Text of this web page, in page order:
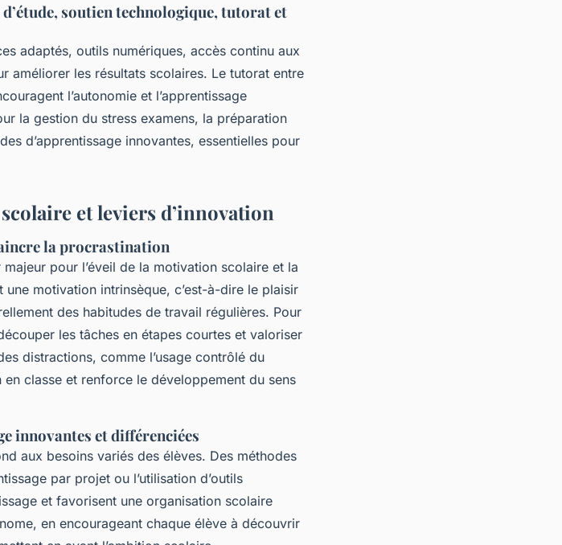
soutien technologique, tutorat et
adaptés, outils numériques, accès continu aux
améliorer les résultats scolaires. Le tutorat entre
l’autonomie et l’apprentissage
la gestion du stress examens, la préparation
d’apprentissage innovantes, essentielles pour
et leviers d’innovation
la procrastination
majeur pour l’éveil de la motivation scolaire et la
motivation intrinsèque, c’est-à-dire le plaisir
des habitudes de travail régulières. Pour
les tâches en étapes courtes et valoriser
distractions, comme l’usage contrôlé du
classe et renforce le développement du sens
innovantes et différenciées
aux besoins variés des élèves. Des méthodes
par projet ou l’utilisation d’outils
et favorisent une organisation scolaire
en encourageant chaque élève à découvrir